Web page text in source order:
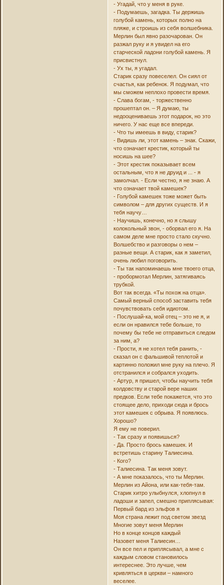
- Угадай, что у меня в руке.
- Подумаешь, загадка. Ты держишь
голубой камень, которых полно на
пляже, и строишь из себя волшебника.
Мерлин был явно разочарован. Он
разжал руку и я увидел на его
старческой ладони голубой камень. Я
присвистнул.
- Ух ты, я угадал.
Старик сразу повеселел. Он сиял от
счастья, как ребенок. Я подумал, что
мы сможем неплохо провести время.
- Слава богам, - торжественно
прошептал он. – Я думаю, ты
недооцениваешь этот подарок, но это
ничего. У нас еще все впереди.
- Что ты имеешь в виду, старик?
- Видишь ли, этот камень – знак. Скажи,
что означает крестик, который ты
носишь на шее?
- Этот крестик показывает всем
остальным, что я не друид и ... - я
замолчал. - Если честно, я не знаю. А
что означает твой камешек?
- Голубой камешек тоже может быть
символом – для других существ. И я
тебя научу…
- Научишь, конечно, но я слышу
колокольный звон, - оборвал его я. На
самом деле мне просто стало скучно.
Волшебство и разговоры о нем –
разные вещи. А старик, как я заметил,
очень любил поговорить.
- Ты так напоминаешь мне твоего отца,
- пробормотал Мерлин, затягиваясь
трубкой.
Вот так всегда. «Ты похож на отца».
Самый верный способ заставить тебя
почувствовать себя идиотом.
- Послушай-ка, мой отец – это не я, и
если он нравился тебе больше, то
почему бы тебе не отправиться следом
за ним, а?
- Прости, я не хотел тебя ранить, -
сказал он с фальшивой теплотой и
картинно положил мне руку на плечо. Я
отстранился и собрался уходить.
- Артур, я пришел, чтобы научить тебя
колдовству и старой вере наших
предков. Если тебе покажется, что это
стоящее дело, приходи сюда и брось
этот камешек с обрыва. Я появлюсь.
Хорошо?
Я ему не поверил.
- Так сразу и появишься?
- Да. Просто брось камешек. И
встретишь старину Талиесина.
- Кого?
- Талиесина. Так меня зовут.
- А мне показалось, что ты Мерлин.
Мерлин из Айона, или как-тебя-там.
Старик хитро улыбнулся, хлопнул в
ладоши и запел, смешно приплясывая:
Первый бард из эльфов я
Моя страна лежит под светом звезд
Многие зовут меня Мерлин
Но в конце концов каждый
Назовет меня Талиесин…
Он все пел и приплясывал, а мне с
каждым словом становилось
интереснее. Это лучше, чем
кривляться в церкви – намного
веселее.